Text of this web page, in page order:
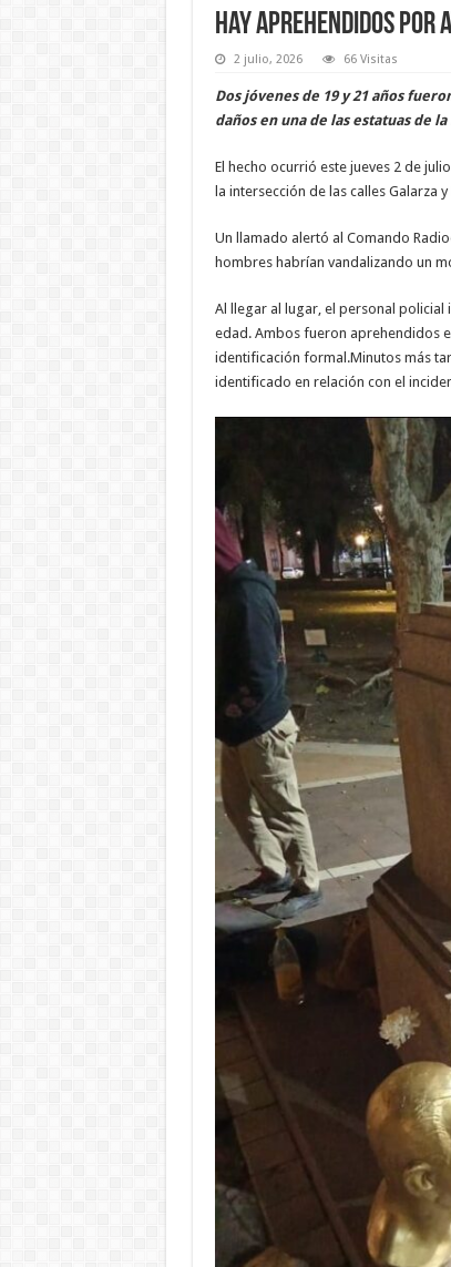
Hay aprehendidos
2 julio, 2026 66 Visitas
Dos jóvenes de 19 y 21 años
daños en una de las estatuas de
El hecho ocurrió este jueves 2 de
la intersección de las calles Galarza y
Un llamado alertó al Comando
hombres habrían vandalizando un
Al llegar al lugar, el personal policial
edad. Ambos fueron aprehendidos
identificación formal.Minutos más
identificado en relación con el